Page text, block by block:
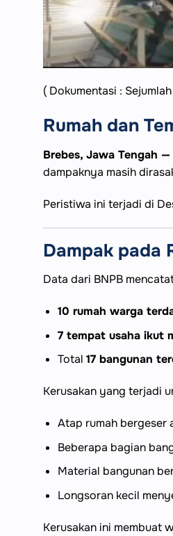
( Dokumentasi :
Rumah dan
Brebes, Jawa Tengah —
dampaknya masih
Peristiwa ini terjadi di
Dampak pada
Data dari BNPB
10 rumah warga
7 tempat usaha ikut
Total 17 bangunan
Kerusakan yang terjadi
Atap rumah bergeser
Beberapa bagian
Material bangunan
Longsoran kecil
Kerusakan ini membuat